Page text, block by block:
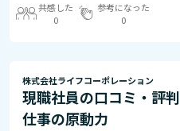
共感した
0
参考になった
0
株式会社ライフコーポレーション
現職社員の口コミ・評判
仕事の原動力